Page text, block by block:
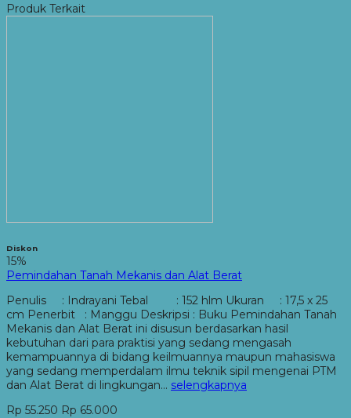
Produk Terkait
Diskon
15%
Pemindahan Tanah Mekanis dan Alat Berat
Penulis : Indrayani Tebal : 152 hlm Ukuran : 17,5 x 25
cm Penerbit : Manggu Deskripsi : Buku Pemindahan Tanah
Mekanis dan Alat Berat ini disusun berdasarkan hasil
kebutuhan dari para praktisi yang sedang mengasah
kemampuannya di bidang keilmuannya maupun mahasiswa
yang sedang memperdalam ilmu teknik sipil mengenai PTM
dan Alat Berat di lingkungan… selengkapnya
Rp 55.250 Rp 65.000